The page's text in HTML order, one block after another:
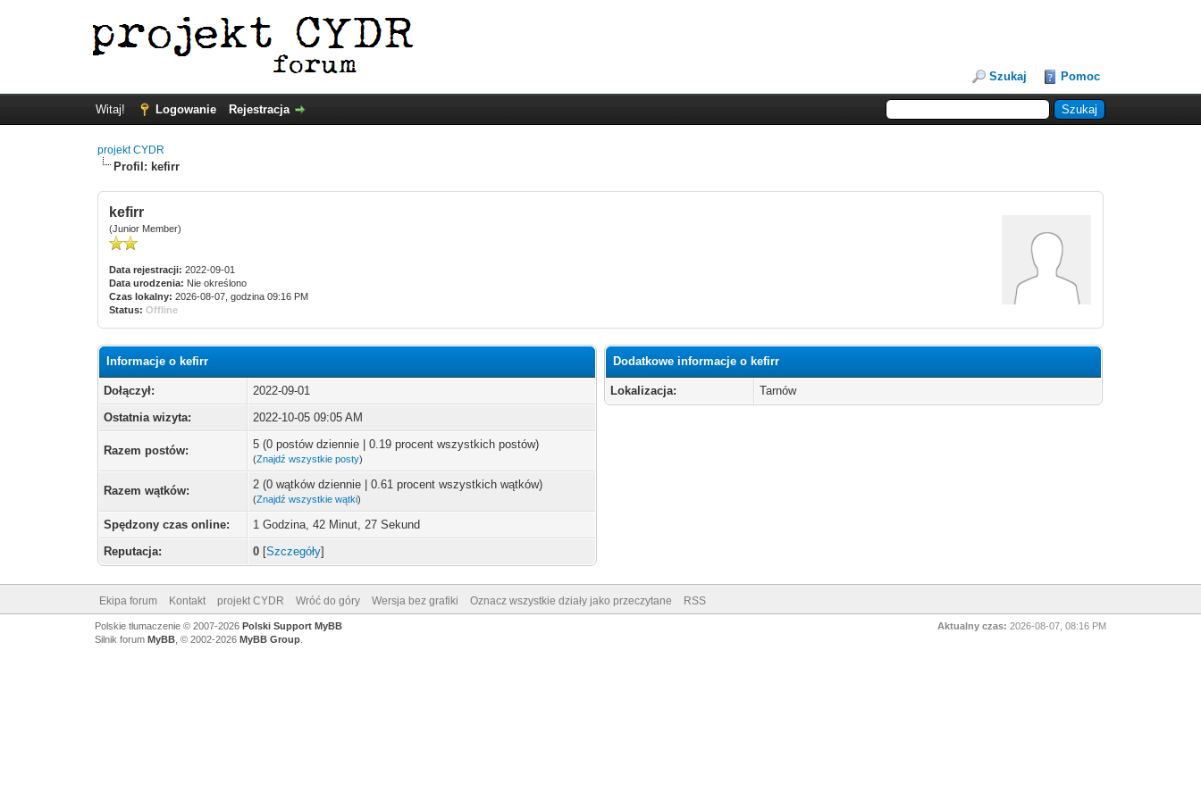
Szukaj Pomoc
Witaj! Logowanie Rejestracja
projekt CYDR
Profil: kefirr
kefirr
(Junior Member)
Data rejestracji: 2022-09-01
Data urodzenia: Nie określono
Czas lokalny: 2026-08-07, godzina 09:16 PM
Status: Offline
Informacje o kefirr
Dołączył:
2022-09-01
Ostatnia wizyta:
2022-10-05 09:05 AM
Razem postów: 5 (0 postów dziennie | 0.19 procent wszystkich postów)
(Znajdź wszystkie posty)
Razem wątków: 2 (0 wątków dziennie | 0.61 procent wszystkich wątków)
(Znajdź wszystkie wątki)
Spędzony czas online:
1 Godzina, 42 Minut, 27 Sekund
Reputacja:
0 [Szczegóły]
Dodatkowe informacje o kefirr
Lokalizacja: Tarnów
Ekipa forum Kontakt projekt CYDR Wróć do góry Wersja bez grafiki Oznacz wszystkie działy jako przeczytane RSS
Aktualny czas: 2026-08-07, 08:16 PM
Polskie tłumaczenie © 2007-2026 Polski Support MyBB
Silnik forum MyBB, © 2002-2026 MyBB Group.